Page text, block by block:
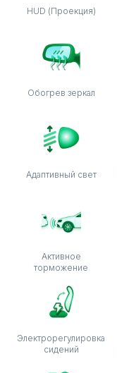
HUD (Проекция)
Обогрев зеркал
Адаптивный свет
Активное
торможение
Электрорегулировка
сидений